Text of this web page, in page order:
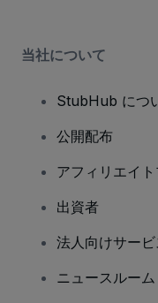
当社について
StubHub につ
公開配布
アフィリエイ
出資者
法人向けサービ
ニュースルーム